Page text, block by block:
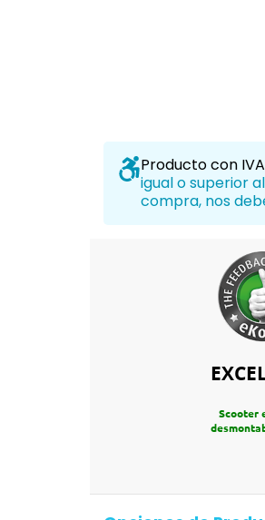
Producto con
igual o superior
compra, nos
Scooter